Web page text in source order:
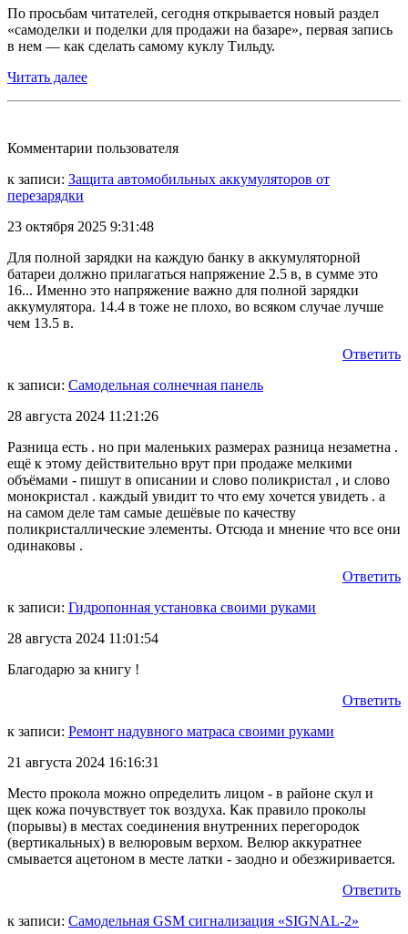
По просьбам читателей, сегодня открывается новый раздел
«самоделки и поделки для продажи на базаре», первая запись
в нем — как сделать самому куклу Тильду.
Читать далее
Комментарии пользователя
к записи: Защита автомобильных аккумуляторов от
перезарядки
23 октября 2025 9:31:48
Для полной зарядки на каждую банку в аккумуляторной
батареи должно прилагаться напряжение 2.5 в, в сумме это
16... Именно это напряжение важно для полной зарядки
аккумулятора. 14.4 в тоже не плохо, во всяком случае лучше
чем 13.5 в.
Ответить
к записи: Самодельная солнечная панель
28 августа 2024 11:21:26
Разница есть . но при маленьких размерах разница незаметна .
ещё к этому действительно врут при продаже мелкими
объёмами - пишут в описании и слово поликристал , и слово
монокристал . каждый увидит то что ему хочется увидеть . а
на самом деле там самые дешёвые по качеству
поликристаллические элементы. Отсюда и мнение что все они
одинаковы .
Ответить
к записи: Гидропонная установка своими руками
28 августа 2024 11:01:54
Благодарю за книгу !
Ответить
к записи: Ремонт надувного матраса своими руками
21 августа 2024 16:16:31
Место прокола можно определить лицом - в районе скул и
щек кожа почувствует ток воздуха. Как правило проколы
(порывы) в местах соединения внутренних перегородок
(вертикальных) в велюровым верхом. Велюр аккуратнее
смывается ацетоном в месте латки - заодно и обезжиривается.
Ответить
к записи: Самодельная GSM сигнализация «SIGNAL-2»